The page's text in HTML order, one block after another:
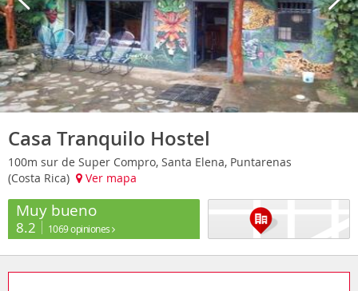
Casa Tranquilo Hostel
100m sur de Super Compro, Santa Elena, Puntarenas
(Costa Rica)
Ver mapa
Muy bueno
8.2 1069 opiniones